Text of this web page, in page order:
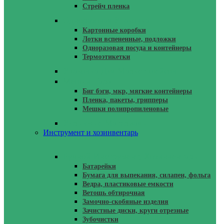
Стрейч пленка
Картонные коробки
Лотки вспененные, подложки
Одноразовая посуда и контейнеры
Термоэтикетки
Биг бэги, мкр, мягкие контейнеры
Пленка, пакеты, грипперы
Мешки полипропиленовые
Инструмент и хозинвентарь
Батарейки
Бумага для выпекания, силапен, фольга
Ведра, пластиковые емкости
Ветошь обтирочная
Замочно-скобяные изделия
Зачистные диски, круги отрезные
Зубочистки